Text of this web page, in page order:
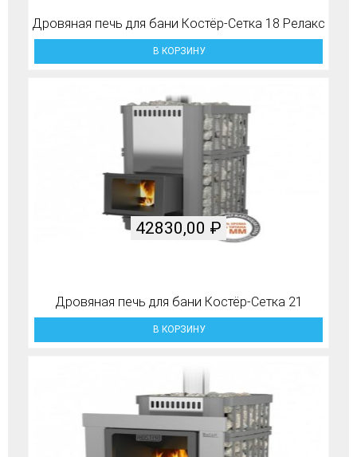
Дровяная печь для бани Костёр-Сетка 18 Релакс
В КОРЗИНУ
Дровяная печь для бани Костёр-Сетка 21
42830,00 ₽
В КОРЗИНУ